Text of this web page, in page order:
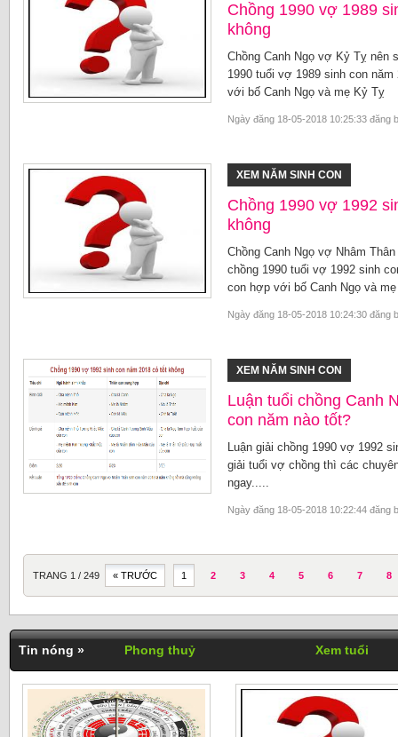
Chồng 1990 vợ 1989
không
Chồng Canh Ngọ vợ Kỷ Tỵ nên
1990 tuổi vợ 1989 sinh con
với bố Canh Ngọ và mẹ Kỷ Tỵ
Ngày đăng 18-05-2018 10:25:33 đăng
XEM NĂM SINH CON
Chồng 1990 vợ 1992
không
Chồng Canh Ngọ vợ Nhâm
chồng 1990 tuổi vợ 1992 sinh
con hợp với bố Canh Ngọ và
Ngày đăng 18-05-2018 10:24:30 đăng
XEM NĂM SINH CON
Luận tuổi chồng Canh
con năm nào tốt?
Luận giải chồng 1990 vợ 1992
giải tuổi vợ chồng thì các
ngay.....
Ngày đăng 18-05-2018 10:22:44 đăng
TRANG 1 / 249 « TRƯỚC 1 2 3 4 5 6 7 8
Tin nóng » Phong thuỷ Xem tuổi